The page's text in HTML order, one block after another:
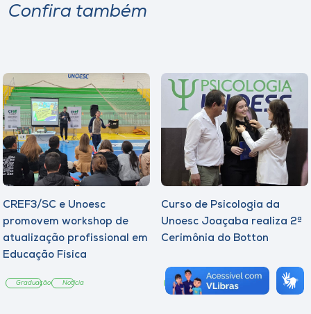
Confira também
CREF3/SC e Unoesc
promovem workshop de
atualização profissional em
Educação Física
Graduação Notícia
Curso de Psicologia da
Unoesc Joaçaba realiza 2ª
Cerimônia do Botton
Graduação Notícia